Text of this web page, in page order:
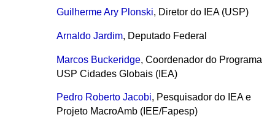
Guilherme Ary Plonski, Diretor do IEA (USP)
Arnaldo Jardim, Deputado Federal
Marcos Buckeridge, Coordenador do Programa
USP Cidades Globais (IEA)
Pedro Roberto Jacobi, Pesquisador do IEA e
Projeto MacroAmb (IEE/Fapesp)